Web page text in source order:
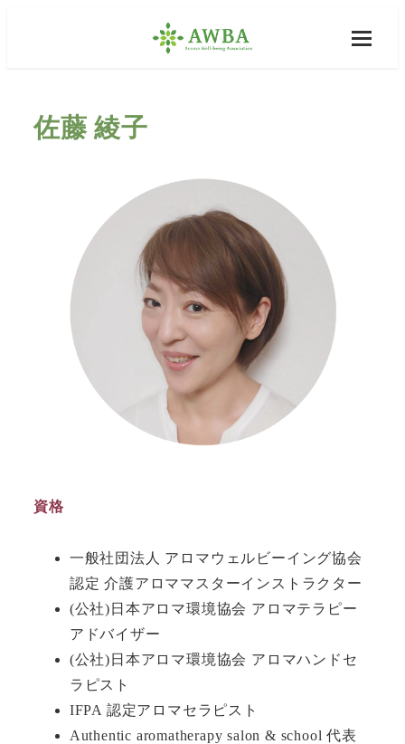
佐藤 綾子
資格
一般社団法人 アロマウェルビーイング協会
認定 介護アロママスターインストラクター
(公社)日本アロマ環境協会 アロマテラピー
アドバイザー
(公社)日本アロマ環境協会 アロマハンドセ
ラピスト
IFPA 認定アロマセラピスト
Authentic aromatherapy salon & school 代表